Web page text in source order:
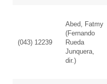
(043) 12239
Abed, Fatmy
(Fernando
Rueda
Junquera,
dir.)